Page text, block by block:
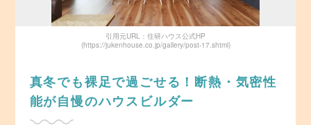
引用元URL：住研ハウス公式HP
(https://jukenhouse.co.jp/gallery/post-17.shtml)
真冬でも裸足で過ごせる！断熱・気密性
能が自慢のハウスビルダー